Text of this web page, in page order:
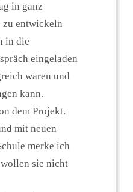
in ganz
zu entwickeln
in die
eingeladen
waren und
kann.
dem Projekt.
mit neuen
merke ich
sie nicht